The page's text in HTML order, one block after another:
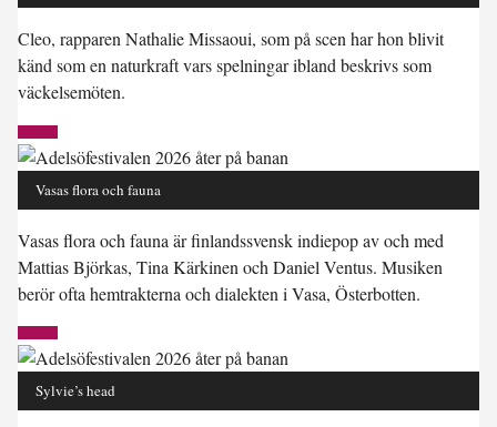
Cleo, rapparen Nathalie Missaoui, som på scen har hon blivit
känd som en naturkraft vars spelningar ibland beskrivs som
väckelsemöten.
Vasas flora och fauna
Vasas flora och fauna är finlandssvensk indiepop av och med
Mattias Björkas, Tina Kärkinen och Daniel Ventus. Musiken
berör ofta hemtrakterna och dialekten i Vasa, Österbotten.
Sylvie’s head